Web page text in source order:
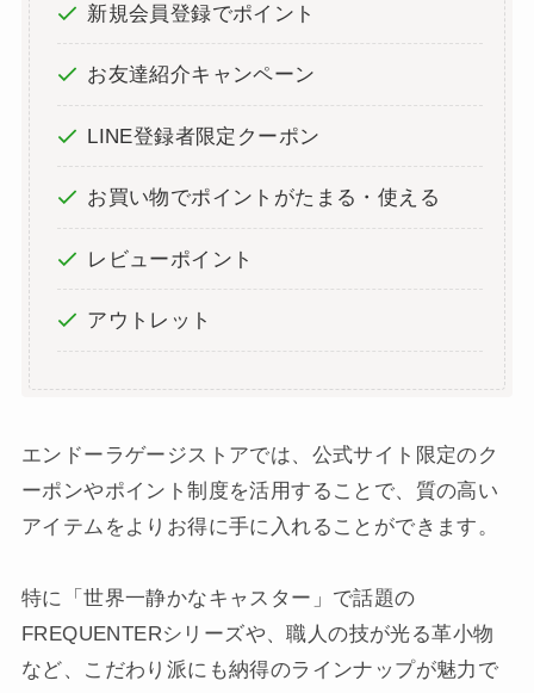
新規会員登録でポイント
お友達紹介キャンペーン
LINE登録者限定クーポン
お買い物でポイントがたまる・使える
レビューポイント
アウトレット
エンドーラゲージストアでは、公式サイト限定のク
ーポンやポイント制度を活用することで、質の高い
アイテムをよりお得に手に入れることができます。
特に「世界一静かなキャスター」で話題の
FREQUENTERシリーズや、職人の技が光る革小物
など、こだわり派にも納得のラインナップが魅力で